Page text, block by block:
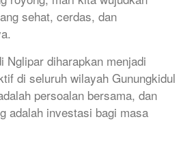
sehat, cerdas, dan
Nglipar diharapkan menjadi
di seluruh wilayah Gunungkidul
persoalan bersama, dan
adalah investasi bagi masa